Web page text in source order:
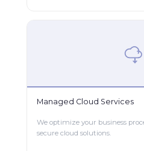
Managed Cloud Services
We optimize your business
secure cloud solutions.